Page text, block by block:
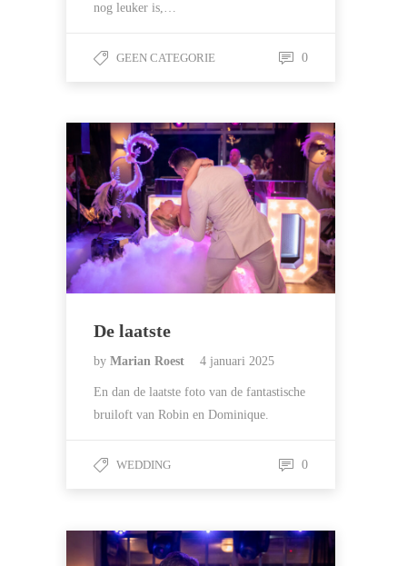
nog leuker is,…
GEEN CATEGORIE 0
De laatste
by Marian Roest 4 januari 2025
En dan de laatste foto van de fantastische
bruiloft van Robin en Dominique.
WEDDING 0